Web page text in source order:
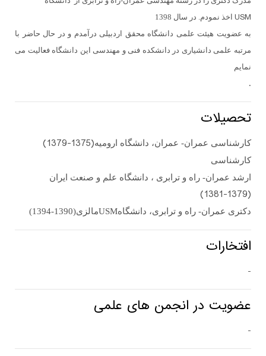
USM اخذ نمودم. در سال 1398
به عضویت هیئت علمی دانشگاه محقق اردبیلی درآمدم و در حال حاضر با
مرتبه علمی دانشیاری در دانشکده فنی و مهندسی این دانشگاه فعالیت می
نمایم
.
تحصیلات
کارشناسی عمران- عمران، دانشگاه ارومیه(1379-1375)
کارشناسی
ارشد عمران- راه و ترابری ، دانشگاه علم و صنعت ایران
(1381-1379)
دکتری عمران- راه و ترابری، دانشگاهUSMمالزی(1394-1390)
افتخارات
-
عضویت در انجمن های علمی
-